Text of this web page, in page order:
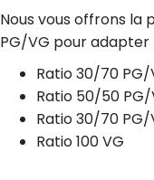
Nous vous offrons la
PG/VG pour
Ratio 30/70 PG/
Ratio 50/50 PG/
Ratio 30/70 PG/
Ratio 100 VG